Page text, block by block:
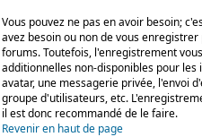
Vous pouvez ne pas en avoir besoin;
avez besoin ou non de vous
forums. Toutefois, l'enregistrement
additionnelles non-disponibles pour
avatar, une messagerie privée, l'envoi
groupe d'utilisateurs, etc.
il est donc recommandé de le faire.
Revenir en haut de page